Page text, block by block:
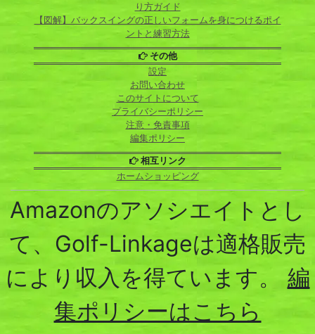
り方ガイド
【図解】バックスイングの正しいフォームを身につけるポイ
ントと練習方法
その他
設定
お問い合わせ
このサイトについて
プライバシーポリシー
注意・免責事項
編集ポリシー
相互リンク
ホームショッピング
Amazonのアソシエイトとし
て、Golf-Linkageは適格販売
により収入を得ています。 編
集ポリシーはこちら